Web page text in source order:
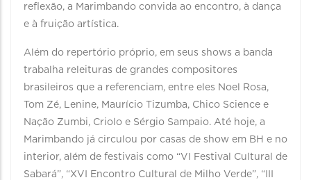
reflexão, a Marimbando convida ao encontro, à dança
e à fruição artística.
Além do repertório próprio, em seus shows a banda
trabalha releituras de grandes compositores
brasileiros que a referenciam, entre eles Noel Rosa,
Tom Zé, Lenine, Maurício Tizumba, Chico Science e
Nação Zumbi, Criolo e Sérgio Sampaio. Até hoje, a
Marimbando já circulou por casas de show em BH e no
interior, além de festivais como “VI Festival Cultural de
Sabará”, “XVI Encontro Cultural de Milho Verde”, “III